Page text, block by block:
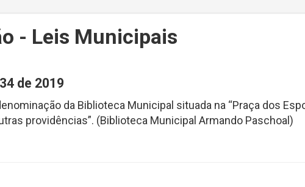
- Leis Municipais
de 2019
da Biblioteca Municipal situada na “Praça dos
providências”. (Biblioteca Municipal Armando Paschoal)